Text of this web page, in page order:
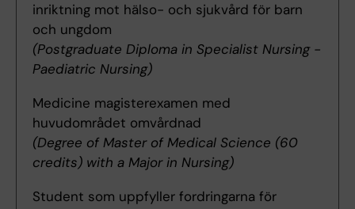
inriktning mot hälso- och sjukvård för barn
och ungdom
(Postgraduate Diploma in Specialist Nursing -
Paediatric Nursing)
Medicine magisterexamen med
huvudområdet omvårdnad
(Degree of Master of Medical Science (60
credits) with a Major in Nursing)
Student som uppfyller fordringarna för